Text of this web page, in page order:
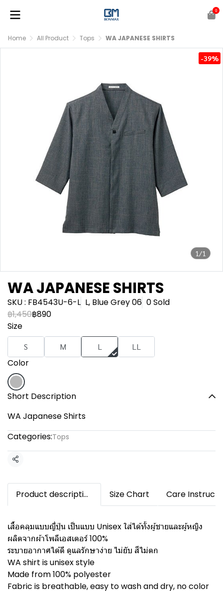
0
Home All Product Tops WA JAPANESE SHIRTS
1/1
-39%
WA JAPANESE SHIRTS
SKU : FB4543U-6-L L, Blue Grey 06 0 Sold
฿1,450฿890
Size
S M L LL
Color
Short Description
WA Japanese Shirts
Categories:Tops
Share
Product description Size Chart Care
เสื้อคลุมแบบญี่ปุ่น เป็นแบบ Unisex ใส่ได้ทั้งผู้ชายและผู้หญิง
ผลิตจากผ้าโพลีเอสเตอร์ 100%
ระบายอากาศได้ดี ดูแลรักษาง่าย ไม่ยับ สีไม่ตก
WA shirt is unisex style
Made from 100% polyester
Fabric is breathable, easy to wash and dry, no color